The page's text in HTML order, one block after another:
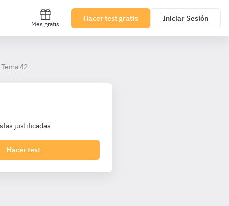
Mes gratis
Hacer test gratis Iniciar Sesión
Tema 42
justificadas
Hacer test